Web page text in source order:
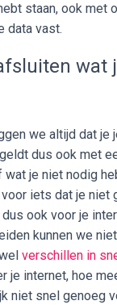
staan, ook met
data vast.
wat
we altijd dat je
dus ook met
je niet nodig
iets dat je niet
ook voor je
kunnen we
verschillen in
je internet, hoe
niet snel genoeg